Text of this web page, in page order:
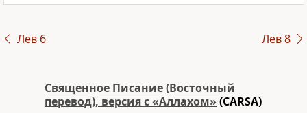
Лев 6 Лев 8
Священное Писание (Восточный
перевод), версия с «Аллахом» (CARSA)